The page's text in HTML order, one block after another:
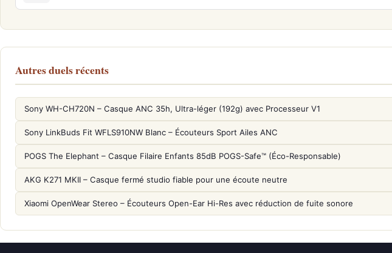
Autres duels récents
Sony WH-CH720N – Casque ANC 35h, Ultra-léger (192g) avec Processeur V1
Sony LinkBuds Fit WFLS910NW Blanc – Écouteurs Sport Ailes ANC
POGS The Elephant – Casque Filaire Enfants 85dB POGS-Safe™ (Éco-Responsable)
AKG K271 MKII – Casque fermé studio fiable pour une écoute neutre
Xiaomi OpenWear Stereo – Écouteurs Open-Ear Hi-Res avec réduction de fuite sonore